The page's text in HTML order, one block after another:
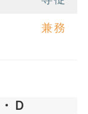
兼務
Ｄ